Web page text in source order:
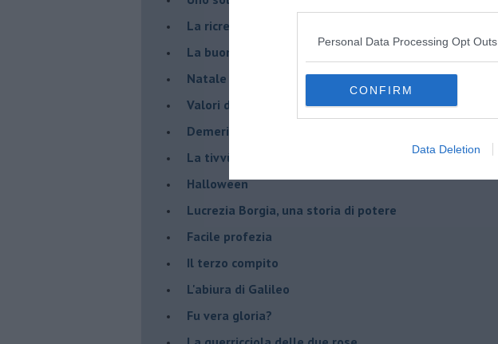
Personal Data Processing Opt Outs
CONFIRM
Data Deletion
La ricreazione è finita
La buona notizia
Natale con l'elmetto
Valori dubbi miti fasulli
Demeritocrazia
La tivvù pallonara
Halloween
​Lucrezia Borgia, una storia di potere
Facile profezia
Il terzo compito
L'abiura di Galileo
Fu vera gloria?